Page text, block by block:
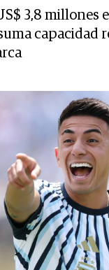
3,8 millones
capacidad